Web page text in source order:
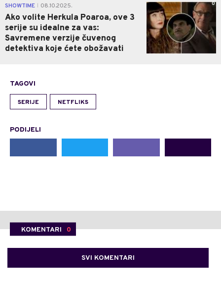
SHOWTIME 08.10.2025.
Ako volite Herkula Poaroa, ove 3
serije su idealne za vas:
Savremene verzije čuvenog
detektiva koje ćete obožavati
0
TAGOVI
SERIJE NETFLIKS
PODIJELI
KOMENTARI 0
SVI KOMENTARI